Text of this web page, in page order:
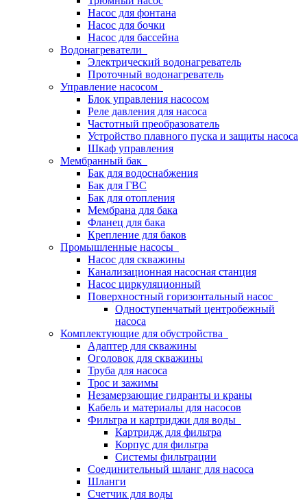
Насос для фонтана
Насос для бочки
Насос для бассейна
Водонагреватели
Электрический водонагреватель
Проточный водонагреватель
Управление насосом
Блок управления насосом
Реле давления для насоса
Частотный преобразователь
Устройство плавного пуска и защиты насоса
Шкаф управления
Мембранный бак
Бак для водоснабжения
Бак для ГВС
Бак для отопления
Мембрана для бака
Фланец для бака
Крепление для баков
Промышленные насосы
Насос для скважины
Канализационная насосная станция
Насос циркуляционный
Поверхностный горизонтальный насос
Одноступенчатый центробежный
насоса
Комплектующие для обустройства
Адаптер для скважины
Оголовок для скважины
Труба для насоса
Трос и зажимы
Незамерзающие гидранты и краны
Кабель и материалы для насосов
Фильтра и картриджи для воды
Картридж для фильтра
Корпус для фильтра
Системы фильтрации
Соединительный шланг для насоса
Шланги
Счетчик для воды